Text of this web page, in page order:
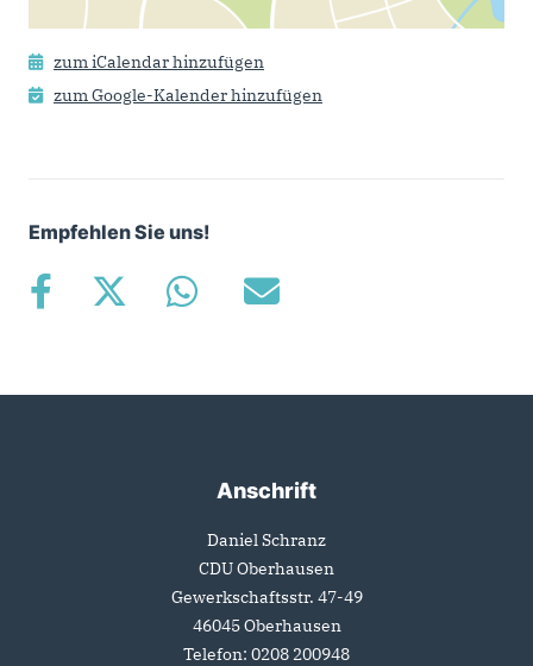
zum iCalendar hinzufügen
zum Google-Kalender hinzufügen
Empfehlen Sie uns!
Anschrift
Daniel Schranz
CDU Oberhausen
Gewerkschaftsstr. 47-49
46045Oberhausen
Telefon: 0208 200948